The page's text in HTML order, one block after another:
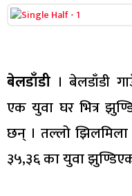
बेलडाँडी । बेलडाँडी
एक युवा घर भित्र
छन् । तल्लो
३५,३६ का युवा